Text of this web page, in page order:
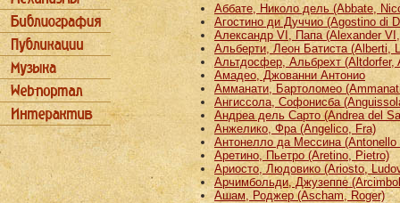
Аббате, Николо дель (Abbate,
Агостино ди Дуччио (Agostino di
Александр VI, Папа (Alexander
Альберти, Леон Батиста (Alberti,
Альтдосфер, Альбрехт (Altdorfer,
Амадео, Джованни Антонио
Амманати, Бартоломео
Ангиссола, Софонисба
Андреа дель Сарто (Andrea del
Анжелико, Фра (Angelico, Fra)
Антонелло да Мессина (Antonello
Аретино, Пьетро (Aretino, Pietro)
Ариосто, Людовико (Ariosto,
Арчимбольди, Джузеппе
Ашам, Роджер (Ascham, Roger)